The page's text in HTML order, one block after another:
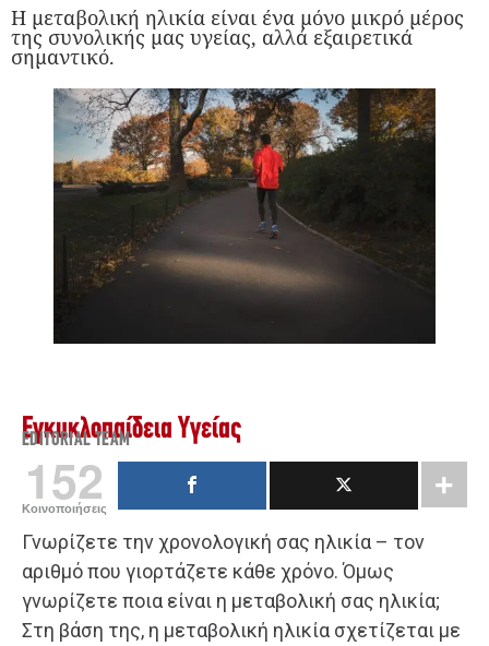
Η μεταβολική ηλικία είναι ένα μόνο μικρό μέρος
της συνολικής μας υγείας, αλλά εξαιρετικά
σημαντικό.
Εγκυκλοπαίδεια Υγείας
EDITORIAL TEAM
152
Κοινοποιήσεις
Γνωρίζετε την χρονολογική σας ηλικία – τον
αριθμό που γιορτάζετε κάθε χρόνο. Όμως
γνωρίζετε ποια είναι η μεταβολική σας ηλικία;
Στη βάση της, η μεταβολική ηλικία σχετίζεται με